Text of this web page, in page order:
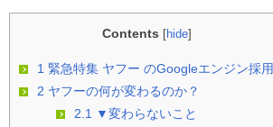
Contents [hide]
1 緊急特集 ヤフー のGoogleエンジン採用
2 ヤフーの何が変わるのか？
2.1
▼変わらないこと